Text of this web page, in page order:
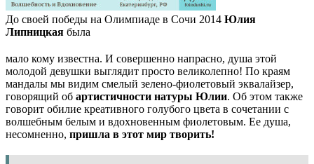
До своей победы на Олимпиаде в Сочи 2014 Юлия
Липницкая была
мало кому известна. И совершенно напрасно, душа этой
молодой девушки выглядит просто великолепно! По краям
мандалы мы видим смелый зелено-фиолетовый эквалайзер,
говорящий об артистичности натуры Юлии. Об этом также
говорит обилие креативного голубого цвета в сочетании с
волшебным белым и вдохновенным фиолетовым. Ее душа,
несомненно, пришла в этот мир творить!